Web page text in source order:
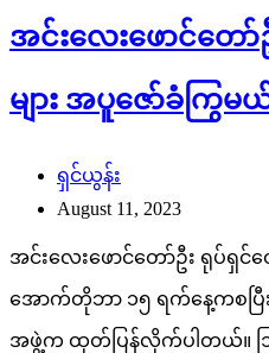
အင်းလေးဖောင်တော်
များ အပူဇော်ခံကြွမ
ရှင်ယွန်း
August 11, 2023
အင်းလေးဖောင်တော်ဦး ရုပ်ရှင်
အောက်တိုဘာ ၁၅ ရက်နေ့ကစပြီ
အဖွဲ့က ထုတ်ပြန်လိုက်ပါတယ်။